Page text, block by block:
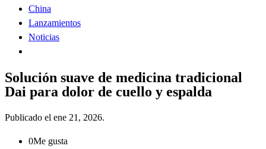
China
Lanzamientos
Noticias
Solución suave de medicina tradicional
Dai para dolor de cuello y espalda
Publicado el ene 21, 2026.
0Me gusta